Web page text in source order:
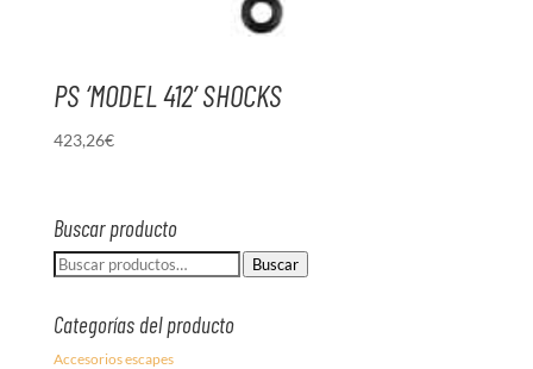
PS ‘MODEL 412’ SHOCKS
423,26€
Buscar producto
Buscar
Buscar
Categorías del producto
Accesorios escapes